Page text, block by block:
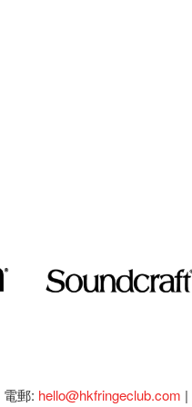
電郵: hello@hkfringeclub.com |